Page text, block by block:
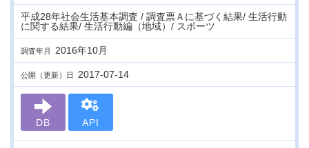
平成28年社会生活基本調査 / 調査票Ａに基づく結果/ 生活行動
に関する結果/ 生活行動編（地域）/ スポーツ
調査年月 2016年10月
公開（更新）日 2017-07-14
DB API